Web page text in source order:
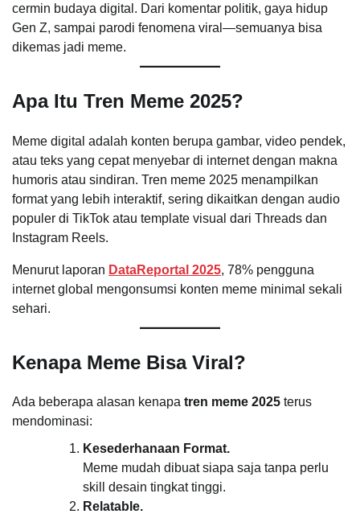
cermin budaya digital. Dari komentar politik, gaya hidup
Gen Z, sampai parodi fenomena viral—semuanya bisa
dikemas jadi meme.
Apa Itu Tren Meme 2025?
Meme digital adalah konten berupa gambar, video pendek,
atau teks yang cepat menyebar di internet dengan makna
humoris atau sindiran. Tren meme 2025 menampilkan
format yang lebih interaktif, sering dikaitkan dengan audio
populer di TikTok atau template visual dari Threads dan
Instagram Reels.
Menurut laporan DataReportal 2025, 78% pengguna
internet global mengonsumsi konten meme minimal sekali
sehari.
Kenapa Meme Bisa Viral?
Ada beberapa alasan kenapa tren meme 2025 terus
mendominasi:
Kesederhanaan Format.
Meme mudah dibuat siapa saja tanpa perlu
skill desain tingkat tinggi.
Relatable.